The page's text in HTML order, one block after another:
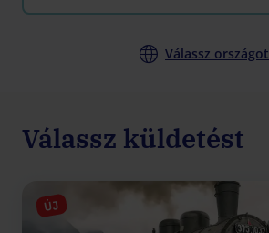
Válassz országot
Válassz küldetést
ÚJ